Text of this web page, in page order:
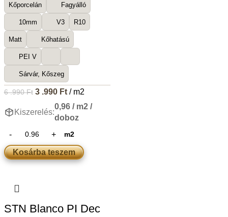
Kőporcelán Fagyálló
10mm V3 R10
Matt Kőhatású
PEI V
Sárvár, Kőszeg
6 .990Ft 3 .990 Ft/ m2
Kiszerelés:
0,96 / m2 /
doboz
m2
Kosárba teszem
STN Blanco PI Dec